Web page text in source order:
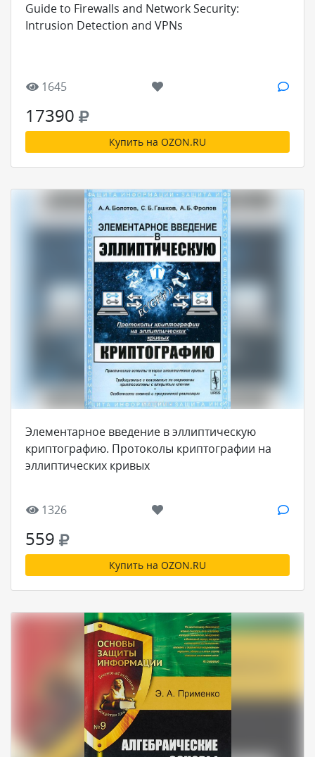
Guide to Firewalls and Network Security:
Intrusion Detection and VPNs
1645
17390
Купить на OZON.RU
Элементарное введение в эллиптическую
криптографию. Протоколы криптографии на
эллиптических кривых
1326
559
Купить на OZON.RU